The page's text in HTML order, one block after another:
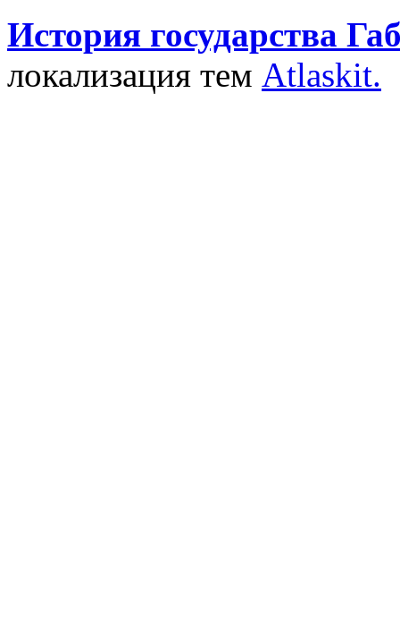
История государства
локализация тем Atlaskit.